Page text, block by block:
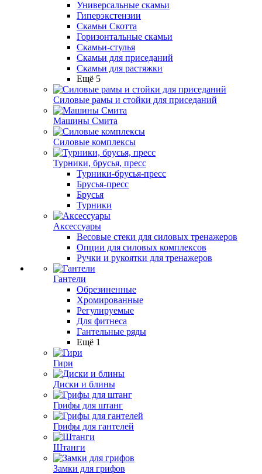
Универсальные скамьи
Гиперэкстензии
Скамьи Скотта
Горизонтальные скамьи
Скамьи-стулья
Скамьи для приседаний
Скамьи для растяжки
Ещё 5
Силовые рамы и стойки для приседаний
Машины Смита
Силовые комплексы
Турники, брусья, пресс
Турники-брусья-пресс
Брусья-пресс
Брусья
Турники
Аксессуары
Весовые стеки для силовых тренажеров
Опции для силовых комплексов
Ручки и рукоятки для тренажеров
Гантели
Обрезиненные
Хромированные
Регулируемые
Для фитнеса
Гантельные ряды
Ещё 1
Гири
Диски и блины
Грифы для штанг
Грифы для гантелей
Штанги
Замки для грифов